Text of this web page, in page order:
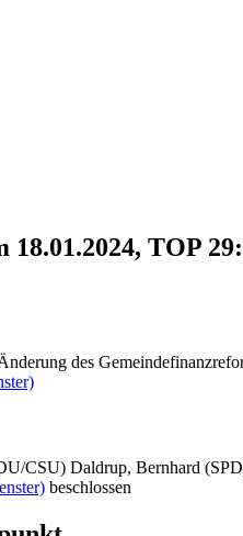
18.01.2024, TOP
des
CSU) Daldrup, Bernhard
beschlossen